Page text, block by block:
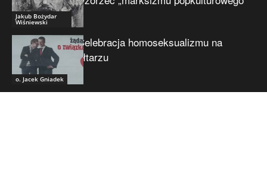
Jakub Bożydar
Wiśniewski
o. Jacek Gniadek
Celebracja homoseksualizmu na
ołtarzu